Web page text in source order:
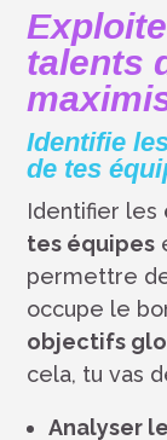
talents
Identifie
de tes
Identifier les
tes équipes
permettre
occupe le
objectifs
cela, tu vas
Analyser